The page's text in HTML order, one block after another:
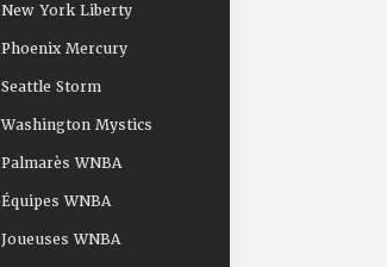
New York Liberty
Phoenix Mercury
Seattle Storm
Washington Mystics
Palmarès WNBA
Équipes WNBA
Joueuses WNBA